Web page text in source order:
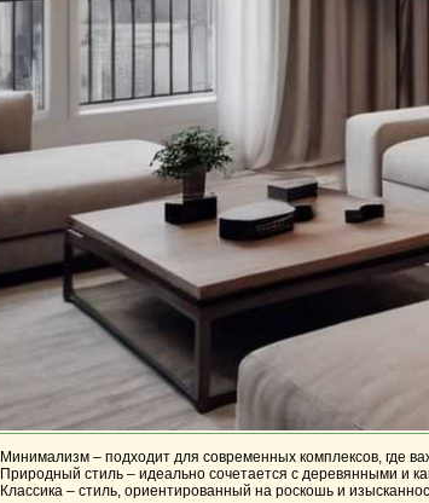
Минимализм – подходит для современных комплексов, где
Природный стиль – идеально сочетается с деревянными и
Классика – стиль, ориентированный на роскошь и